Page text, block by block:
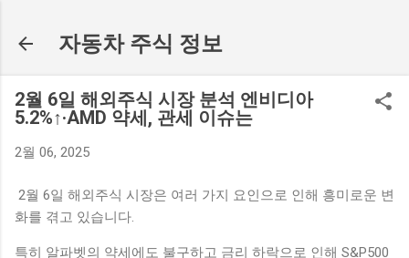
자동차 주식 정보
2월 6일 해외주식 시장 분석 엔비디아
5.2%↑·AMD 약세, 관세 이슈는
2월 06, 2025
2월 6일 해외주식 시장은 여러 가지 요인으로 인해 흥미로운 변
화를 겪고 있습니다.
특히 알파벳의 약세에도 불구하고 금리 하락으로 인해 S&P500